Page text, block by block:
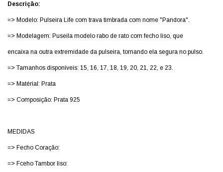
Descrição:
=> Modelo: Pulseira Life com trava timbrada com nome "Pandora".
=> Modelagem: Puseila modelo rabo de rato com fecho liso, que
encaixa na outra extremidade da pulseira, tornando ela segura no pulso.
=> Tamanhos disponíveis: 15, 16, 17, 18, 19, 20, 21, 22, e 23.
=> Matérial: Prata
=> Composição: Prata 925
MEDIDAS
=> Fecho Coração:
=> Fceho Tambor liso: